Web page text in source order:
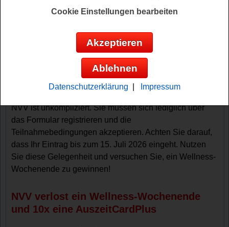
Eintrittskarten für die QuellenTherme. Wer dieses
sollte sich beeilen.
Neben dem Hauptpreis verlost der NVV zehnmal eine
AuszeitCardPlus. Mit diesem Gewinn erhalten Sie ein
ganzes Jahr lang freien Eintritt in zahlreiche
NVV ist unkompliziert. Sie müssen sich lediglich über
das Formular registrieren und die
Teilnahmebedingungen akzeptieren. Achten Sie darauf,
dass Ihr Eintrag bis zum 15. Juli 2026 eingeht. Nutzen
Sie diese Gelegenheit und versuchen Sie, ein Wellness-
Wochenende zu gewinnen!
NVV verlost ein Wellness-Wochenende
und 10x eine AuszeitCardPlus
Cookie Einstellungen bearbeiten
Akzeptieren
Ablehnen
Datenschutzerklärung Impressum